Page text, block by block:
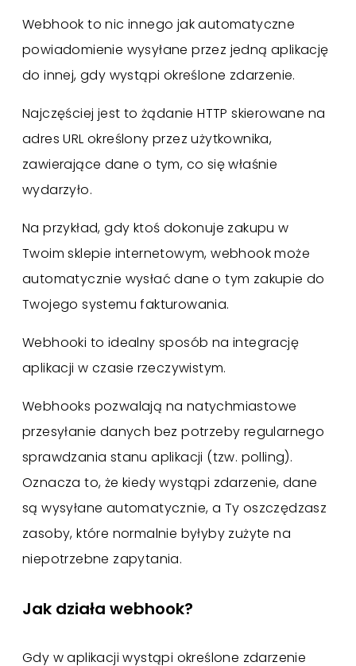
Webhook to nic innego jak automatyczne
powiadomienie wysyłane przez jedną aplikację
do innej, gdy wystąpi określone zdarzenie.
Najczęściej jest to żądanie HTTP skierowane na
adres URL określony przez użytkownika,
zawierające dane o tym, co się właśnie
wydarzyło.
Na przykład, gdy ktoś dokonuje zakupu w
Twoim sklepie internetowym, webhook może
automatycznie wysłać dane o tym zakupie do
Twojego systemu fakturowania.
Webhooki to idealny sposób na integrację
aplikacji w czasie rzeczywistym.
Webhooks pozwalają na natychmiastowe
przesyłanie danych bez potrzeby regularnego
sprawdzania stanu aplikacji (tzw. polling).
Oznacza to, że kiedy wystąpi zdarzenie, dane
są wysyłane automatycznie, a Ty oszczędzasz
zasoby, które normalnie byłyby zużyte na
niepotrzebne zapytania.
Jak działa webhook?
Gdy w aplikacji wystąpi określone zdarzenie